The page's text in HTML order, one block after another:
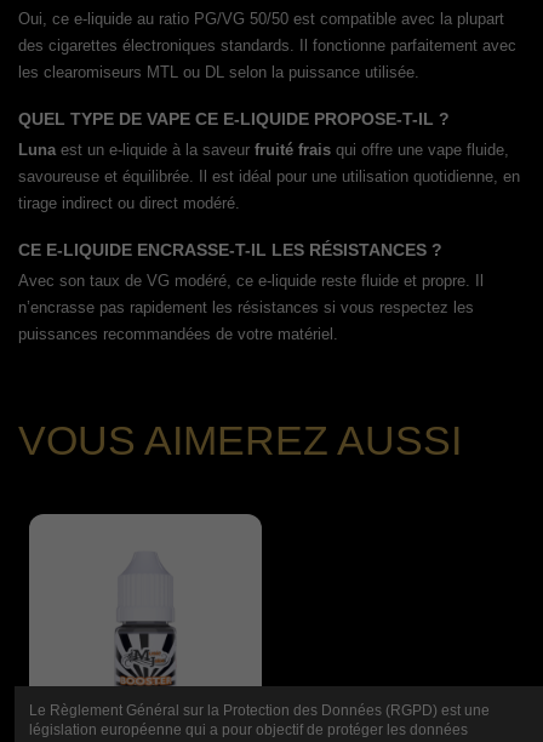
Oui, ce e-liquide au ratio PG/VG 50/50 est compatible avec la plupart
des cigarettes électroniques standards. Il fonctionne parfaitement avec
les clearomiseurs MTL ou DL selon la puissance utilisée.
QUEL TYPE DE VAPE CE E-LIQUIDE PROPOSE-T-IL ?
Lunaest un e-liquide à la saveur fruité frais qui offre une vape fluide,
savoureuse et équilibrée. Il est idéal pour une utilisation quotidienne, en
tirage indirect ou direct modéré.
CE E-LIQUIDE ENCRASSE-T-IL LES RÉSISTANCES ?
Avec son taux de VG modéré, ce e-liquide reste fluide et propre. Il
n’encrasse pas rapidement les résistances si vous respectez les
puissances recommandées de votre matériel.
VOUS AIMEREZ AUSSI
Le Règlement Général sur la Protection des Données (RGPD) est une
législation européenne qui a pour objectif de protéger les données